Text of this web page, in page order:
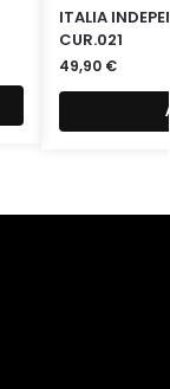
ITALIA
CUR.021
49,90 €